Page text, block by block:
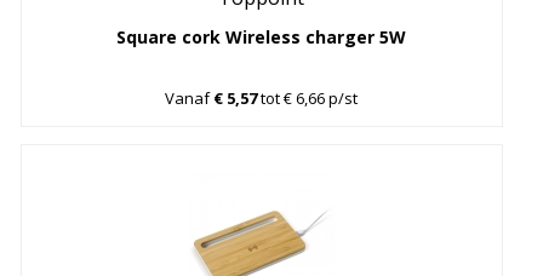
Square cork Wireless charger 5W
Vanaf€ 5,57tot € 6,66 p/st